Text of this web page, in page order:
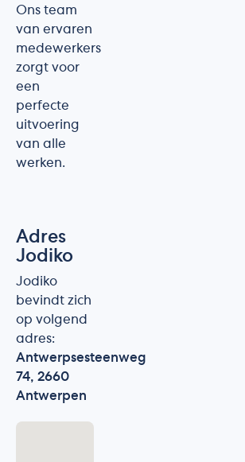
Ons team
van ervaren
medewerkers
zorgt voor
een
perfecte
uitvoering
van alle
werken.
Adres
Jodiko
Jodiko
bevindt zich
op volgend
adres:
Antwerpsesteenweg
74, 2660
Antwerpen